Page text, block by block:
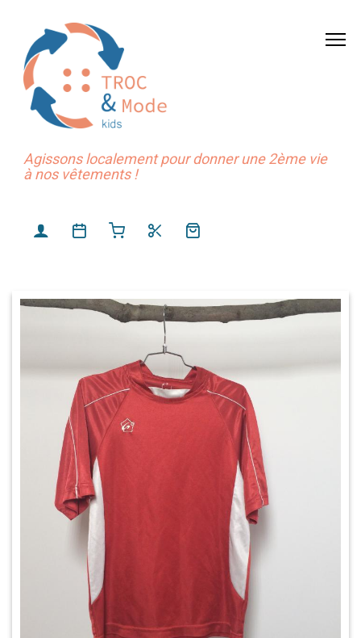
Agissons localement pour donner une 2ème vie
à nos vêtements !